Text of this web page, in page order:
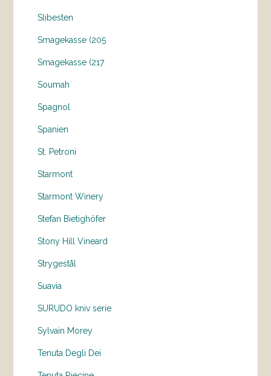
Slibesten
Smagekasse (205
Smagekasse (217
Soumah
Spagnol
Spanien
St. Petroni
Starmont
Starmont Winery
Stefan Bietighöfer
Stony Hill Vineard
Strygestål
Suavia
SURUDO kniv serie
Sylvain Morey
Tenuta Degli Dei